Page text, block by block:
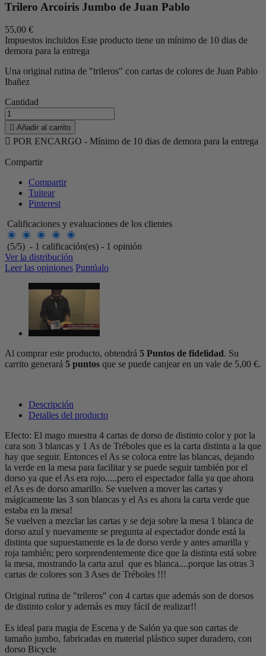
Trilero Arcoiris Jumbo de Juan Pablo
55,00 €
Impuestos incluidos Este producto tiene un mínimo de 10 dias de
demora para la entrega
Una original rutina de "trileros" con cartas de colores de Juan Pablo
Ibañez
Cantidad
 Añadir al carrito
 POR ENCARGO - Mínimo de 10 dias de demora para la entrega
Compartir
Compartir
Tuitear
Pinterest
Calificaciones y evaluaciones de los clientes
(5/5) - 1 calificación(es) - 1 opinión
Ver la distribución
Leer las opiniones Puntúalo
Al comprar este producto, obtendrá 5 Puntos de fidelidad. Su
carrito generará 5 puntos que se puede canjear en un vale de 5,00 €.
Descripción
Detalles del producto
Efecto: El mago muestra 4 cartas de dorso de distinto color y por la
cara son 3 blancas y 1 As de Tréboles que es la carta distinta a la que
hay que seguir. Entonces el As se coloca entre las blancas, dejando
la verde en la mesa para facilitar y se puede seguir también por el
dorso ya que el As era rojo.....pero el espectador falla ya que ahora
el As es de dorso amarillo. Se vuelven a mover las cartas y
mágicamente las 3 son blancas y el As es ahora la carta verde que
estaba en la mesa!
Se vuelven a mezclar las cartas y se deja sobre la mesa 1 blanca de
dorso azul y nuevamente se pregunta al espectador donde está la
distinta que supuestamente es la de dorso verde y antes amarilla y
roja también; pero sorprendentemente dice que la distinta está sobre
la mesa, mostrando la carta azul que es blanca....porque las otras 3
cartas de colores son 3 Ases de Tréboles !!!
Original rutina de "trileros" con 4 cartas que además son de dorsos
de distinto color y además es muy fácil de realizar!!
Es ideal para magia de Escena y de Salón ya que son cartas de
tamaño jumbo, fabricadas en material plástico super duradero, con
dorso Bicycle